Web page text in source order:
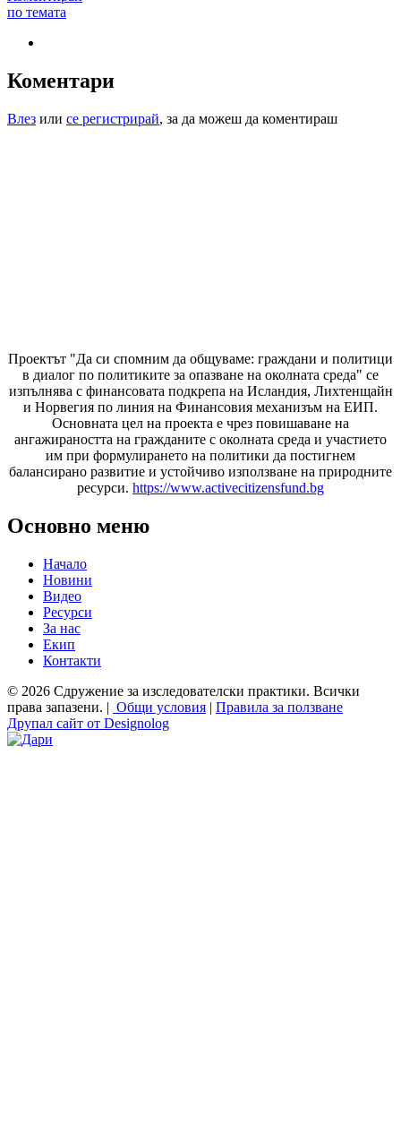
по темата
Коментари
Влез или се регистрирай, за да можеш да коментираш
Проектът "Да си спомним да общуваме: граждани и политици
в диалог по политиките за опазване на околната среда" се
изпълнява с финансовата подкрепа на Исландия, Лихтенщайн
и Норвегия по линия на Финансовия механизъм на ЕИП.
Основната цел на проекта е чрез повишаване на
ангажираността на гражданите с околната среда и участието
им при формулирането на политики да постигнем
балансирано развитие и устойчиво използване на природните
ресурси. https://www.activecitizensfund.bg
Основно меню
Начало
Новини
Видео
Ресурси
За нас
Екип
Контакти
© 2026 Сдружение за изследователски практики. Всички
права запазени. | Общи условия | Правила за ползване
Друпал сайт от Designolog